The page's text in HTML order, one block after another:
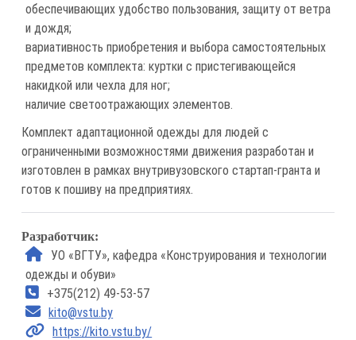
обеспечивающих удобство пользования, защиту от ветра
и дождя;
вариативность приобретения и выбора самостоятельных
предметов комплекта: куртки с пристегивающейся
накидкой или чехла для ног;
наличие светоотражающих элементов.
Комплект адаптационной одежды для людей с
ограниченными возможностями движения разработан и
изготовлен в рамках внутривузовского стартап-гранта и
готов к пошиву на предприятиях.
Разработчик:
УО «ВГТУ», кафедра «Конструирования и технологии
одежды и обуви»
+375(212) 49-53-57
kito@vstu.by
https://kito.vstu.by/